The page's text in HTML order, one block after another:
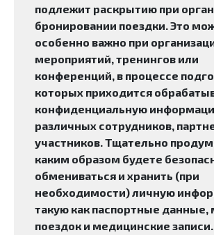
подлежит раскрытию при
бронировании поездки. Это
особенно важно при
мероприятий, тренингов или
конференций, в процессе
которых приходится
конфиденциальную
различных сотрудников,
участников. Тщательно
каким образом будете
обмениваться и хранить (при
необходимости) личную
такую как паспортные
поездок и медицинские